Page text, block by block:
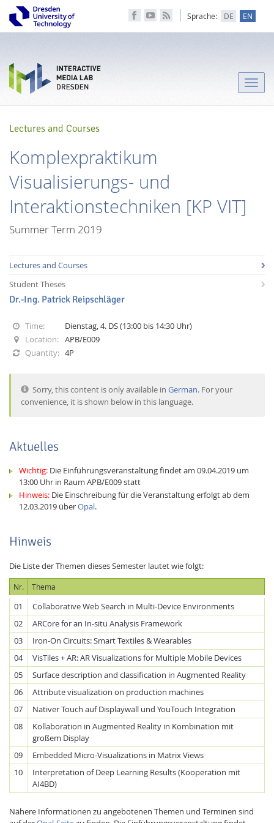
Facebook
Youtube
RSS
Sprache: DE EN
Toggle
Lectures and Courses
Komplexpraktikum
Visualisierungs- und
Interaktionstechniken [KP VIT]
Summer Term 2019
Lectures and Courses
Student Theses
Dr.-Ing. Patrick Reipschläger
Time:
Dienstag, 4. DS (13:00 bis 14:30 Uhr)
Location: APB/E009
Quantity: 4P
Sorry, this content is only available inGerman. For your
convenience, it is shown below in this language.
Aktuelles
Wichtig:Die Einführungsveranstaltung findet am 09.04.2019 um
13:00 Uhr in Raum APB/E009 statt
Hinweis:Die Einschreibung für die Veranstaltung erfolgt ab dem
12.03.2019 überOpal.
Hinweis
Die Liste der Themen dieses Semester lautet wie folgt:
Nr. Thema
01
Collaborative Web Search in Multi-Device Environments
02
ARCore for an In-situ Analysis Framework
03
Iron-On Circuits: Smart Textiles & Wearables
04
VisTiles + AR: AR Visualizations for Multiple Mobile Devices
05
Surface description and classification in Augmented Reality
06
Attribute visualization on production machines
07
Nativer Touch auf Displaywall und YouTouch Integration
08
Kollaboration in Augmented Reality in Kombination mit
großem Display
09
Embedded Micro-Visualizations in Matrix Views
10
Interpretation of Deep Learning Results (Kooperation mit
AI4BD)
Nähere Informationen zu angebotenen Themen und Terminen sind